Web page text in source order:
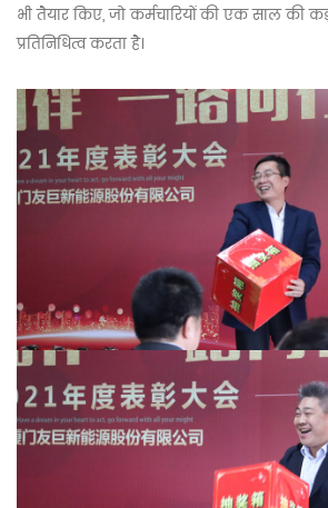
भी तैयार किए, जो कर्मचारियों की एक साल की
प्रतिनिधित्व करता है।